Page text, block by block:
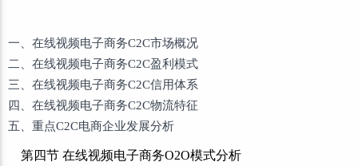
一、在线视频电子商务C2C市场概况
二、在线视频电子商务C2C盈利模式
三、在线视频电子商务C2C信用体系
四、在线视频电子商务C2C物流特征
五、重点C2C电商企业发展分析
第四节 在线视频电子商务O2O模式分析